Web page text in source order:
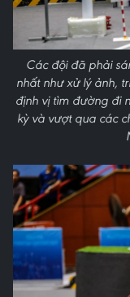
Các đội đã phải
nhất như xử lý ảnh,
định vị tìm đường đi
kỳ và vượt qua các